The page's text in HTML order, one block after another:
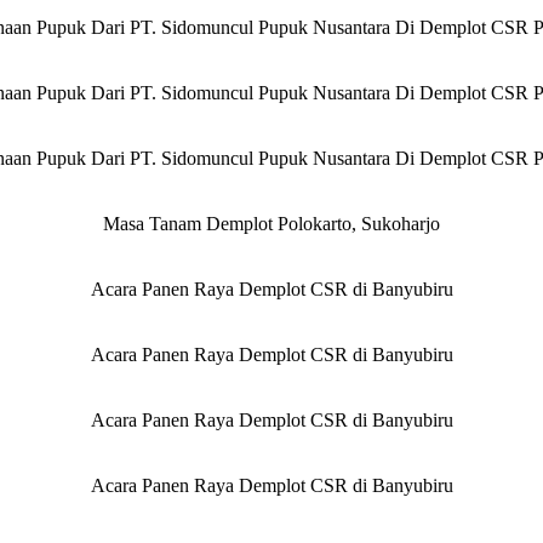
Pupuk Dari PT. Sidomuncul Pupuk Nusantara Di Demplot CSR
Pupuk Dari PT. Sidomuncul Pupuk Nusantara Di Demplot CSR
Pupuk Dari PT. Sidomuncul Pupuk Nusantara Di Demplot CSR
Masa Tanam Demplot Polokarto, Sukoharjo
Acara Panen Raya Demplot CSR di Banyubiru
Acara Panen Raya Demplot CSR di Banyubiru
Acara Panen Raya Demplot CSR di Banyubiru
Acara Panen Raya Demplot CSR di Banyubiru